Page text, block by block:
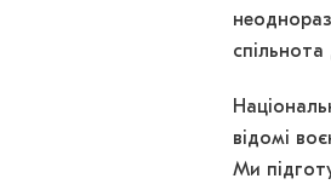
спільнота
відомі
Ми